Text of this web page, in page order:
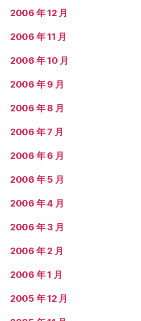
2006 年 12 月
2006 年 11 月
2006 年 10 月
2006 年 9 月
2006 年 8 月
2006 年 7 月
2006 年 6 月
2006 年 5 月
2006 年 4 月
2006 年 3 月
2006 年 2 月
2006 年 1 月
2005 年 12 月